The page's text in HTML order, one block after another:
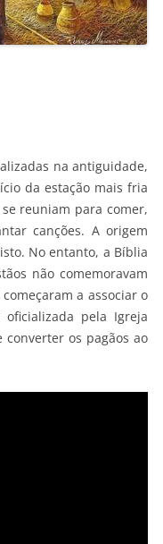
na antiguidade,
da estação mais fria
reuniam para comer,
canções. A origem
No entanto, a Bíblia
não comemoravam
a associar o
pela Igreja
os pagãos ao